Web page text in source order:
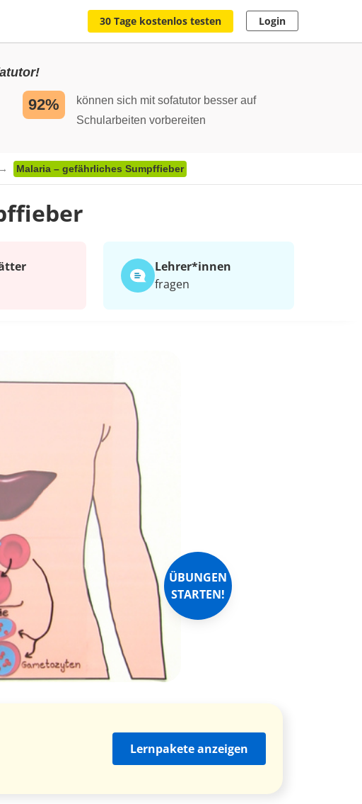
30 Tage kostenlos testen Login
92%
können sich mit sofatutor besser auf
Schularbeiten vorbereiten
Malaria – gefährliches Sumpffieber
Lehrer*​innen
fragen
ÜBUNGEN
STARTEN!
Lernpakete anzeigen